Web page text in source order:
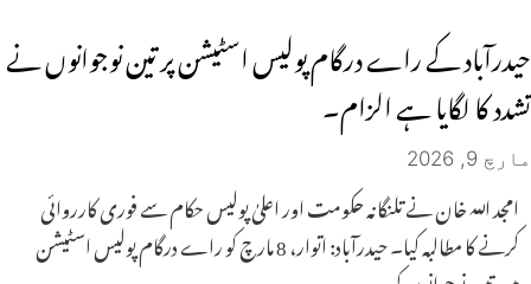
حیدرآباد کے راے درگام پولیس اسٹیشن پر تین نوجوانوں نے
تشدد کا لگایا ہے الزام۔
مارچ 9, 2026
امجد اللہ خان نے تلنگانہ حکومت اور اعلیٰ پولیس حکام سے فوری کارروائی
کرنے کا مطالبہ کیا۔ حیدرآباد: اتوار، 8 مارچ کو راے درگام پولیس اسٹیشن